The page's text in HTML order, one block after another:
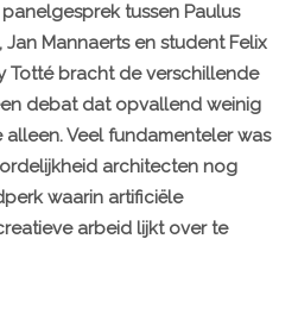
tussen Paulus
Jan Mannaerts en student Felix
Totté bracht de verschillende
debat dat opvallend weinig
Veel fundamenteler was
architecten nog
waarin artificiële
arbeid lijkt over te